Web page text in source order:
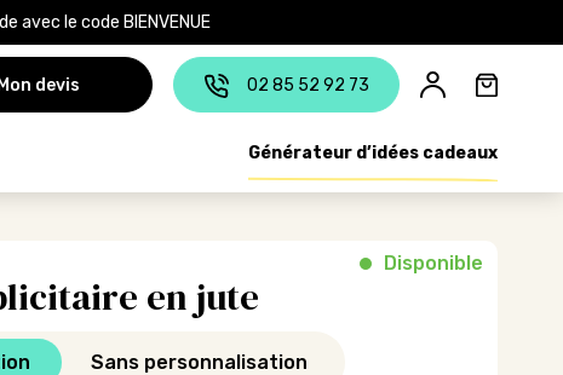
avec le code BIENVENUE
Mon devis
02 85 52 92 73
Générateur d’idées cadeaux
en jute
Disponible
Sans personnalisation